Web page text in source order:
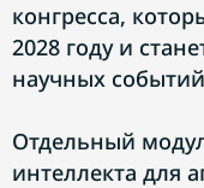
конгресса,
2028 году и
научных
Отдельный
интеллекта для